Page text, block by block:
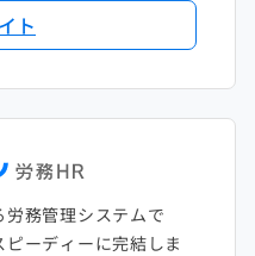
ト
務管理システムで
ーディーに完結しま